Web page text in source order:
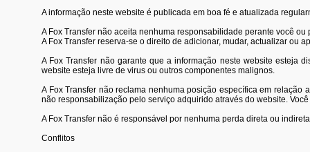
A informação neste website é publicada em boa fé e atualizada
A Fox Transfer não aceita nenhuma responsabilidade perante você
A Fox Transfer reserva-se o direito de adicionar, mudar, actualizar ou
A Fox Transfer não garante que a informação neste website esteja
website esteja livre de virus ou outros componentes malignos.
A Fox Transfer não reclama nenhuma posição específica em
não responsabilização pelo serviço adquirido através do website.
A Fox Transfer não é responsável por nenhuma perda direta ou
Conflitos